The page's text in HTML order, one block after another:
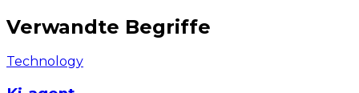
Verwandte Begriffe
Technology